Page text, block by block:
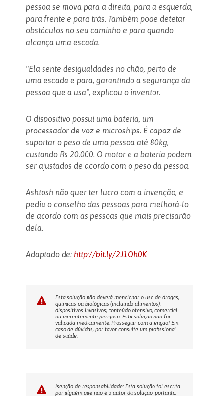
pessoa se mova para a direita, para a esquerda,
para frente e para trás. Também pode detetar
obstáculos no seu caminho e para quando
alcança uma escada.
"Ela sente desigualdades no chão, perto de
uma escada e para, garantindo a segurança da
pessoa que a usa", explicou o inventor.
O dispositivo possui uma bateria, um
processador de voz e microships. É capaz de
suportar o peso de uma pessoa até 80kg,
custando Rs 20.000. O motor e a bateria podem
ser ajustados de acordo com o peso da pessoa.
Ashtosh não quer ter lucro com a invenção, e
pediu o conselho das pessoas para melhorá-lo
de acordo com as pessoas que mais precisarão
dela.
Adaptado de: http://bit.ly/2J1Oh0K
Esta solução não deverá mencionar o uso de drogas,
químicas ou biológicas (incluíndo alimentos);
dispositivos invasivos; conteúdo ofensivo, comercial
ou inerentemente perigoso. Esta solução não foi
validada medicamente. Prosseguir com atenção! Em
caso de dúvidas, por favor consulte um profissional
de saúde.
Isenção de responsabilidade: Esta solução foi escrita
por alguém que não é o autor da solução, portanto,